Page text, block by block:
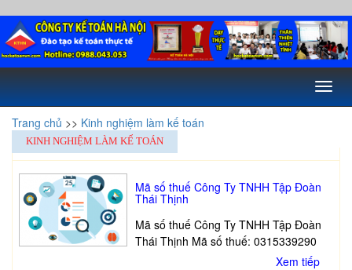
Toggle
Trang chủ >> Kinh nghiệm làm kế toán
KINH NGHIỆM LÀM KẾ TOÁN
Mã số thuế Công Ty TNHH Tập Đoàn
Thái Thịnh
Mã số thuế Công Ty TNHH Tập Đoàn
Thái Thịnh Mã số thuế: 0315339290
Xem tiếp